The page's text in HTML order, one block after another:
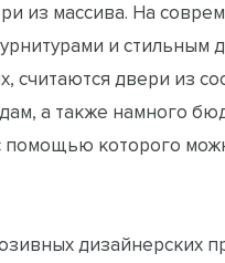
из массива. На
и стильным
считаются двери из
а также намного
помощью которого
дизайнерских